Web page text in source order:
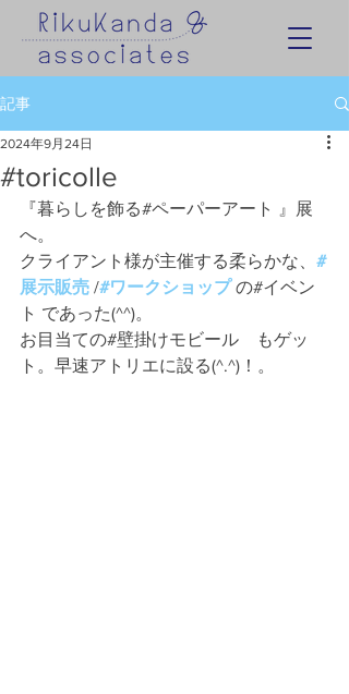
記事
#toricolle
2024年9月24日
『暮らしを飾る#ペーパーアート 』展
へ。
クライアント様が主催する柔らかな、 #
展示販売 /#ワークショップ の#イベン
ト であった(^^)。
お目当ての#壁掛けモビール　もゲッ
ト。早速アトリエに設る(^.^)！。